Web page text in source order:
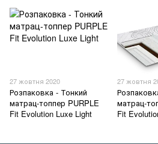
27 жовтня 2020
Розпаковка - Тонкий
матрац-топпер PURPLE
Fit Evolution Luxe Light
27 жовтня
матрац-
Fit